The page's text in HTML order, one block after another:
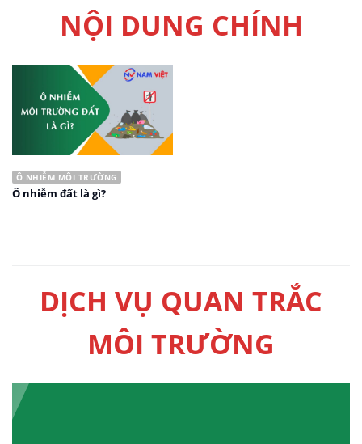
NỘI DUNG CHÍNH
Ô NHIỄM MÔI TRƯỜNG
Ô nhiễm đất là gì?
DỊCH VỤ QUAN TRẮC
MÔI TRƯỜNG